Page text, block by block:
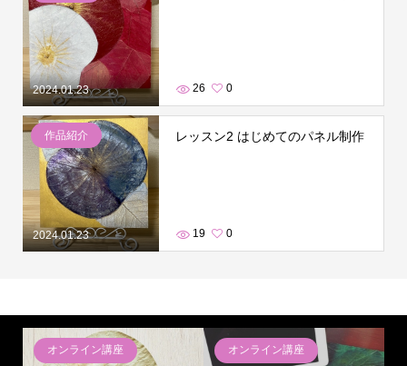
2024.01.23 26 0
2024.01.23
作品紹介 レッスン2 はじめてのパネル制作
19 0
オンライン講座 オンライン講座